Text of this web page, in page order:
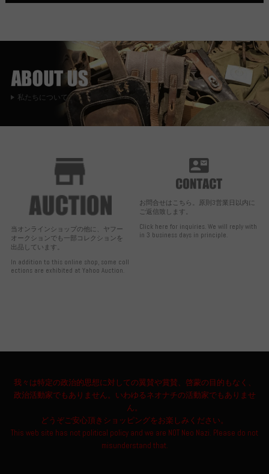
私たちについて
当オンラインショップの他に、ヤフー
オークションでも一部コレクションを
出品しています。
In addition to this online shop, some coll
ections are exhibited at Yahoo Auction.
お問合せはこちら。原則3営業日以内に
ご返信致します。
Click here for inquiries. We will reply with
in 3 business days in principle.
我々は特定の政治的思想に対しての翼賛や賞賛、啓蒙の目的もなく、
政治活動家でもありません。いわゆるネオナチの活動家でもありませ
ん。
どうぞご安心頂きショッピングをお楽しみください。
This web site has not political policy and we are NOT Neo Nazi. Please do not
misunderstand that.